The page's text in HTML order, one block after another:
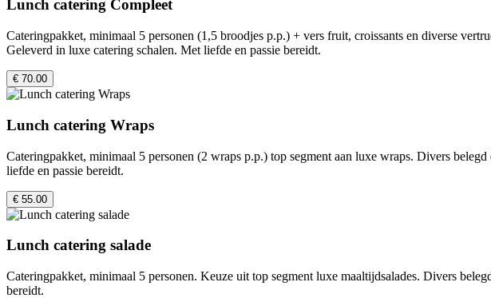
Lunch catering Compleet
Cateringpakket, minimaal 5 personen (1,5 broodjes p.p.) + vers fruit, croissants en diverse
Geleverd in luxe catering schalen. Met liefde en passie bereidt.
€ 70.00
Lunch catering Wraps
Cateringpakket, minimaal 5 personen (2 wraps p.p.) top segment aan luxe wraps. Divers
liefde en passie bereidt.
€ 55.00
Lunch catering salade
Cateringpakket, minimaal 5 personen. Keuze uit top segment luxe maaltijdsalades. Divers
bereidt.